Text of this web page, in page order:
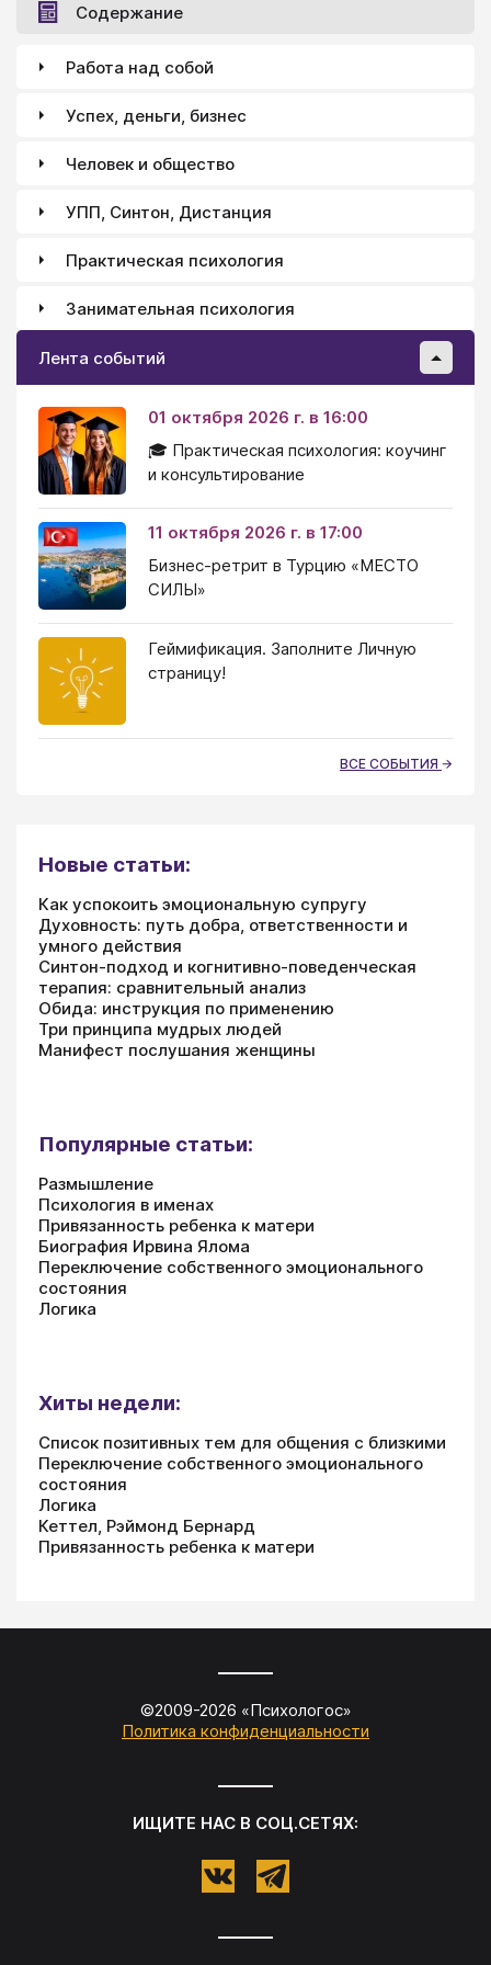
Содержание
Работа над собой
Успех, деньги, бизнес
Человек и общество
УПП, Синтон, Дистанция
Практическая психология
Занимательная психология
Лента событий
01 октября 2026 г. в 16:00
🎓 Практическая психология: коучинг
и консультирование
11 октября 2026 г. в 17:00
Бизнес-ретрит в Турцию «МЕСТО
СИЛЫ»
Геймификация. Заполните Личную
страницу!
ВСЕ СОБЫТИЯ
Новые статьи:
Как успокоить эмоциональную супругу
Духовность: путь добра, ответственности и
умного действия
Синтон-подход и когнитивно-поведенческая
терапия: сравнительный анализ
Обида: инструкция по применению
Три принципа мудрых людей
Манифест послушания женщины
Популярные статьи:
Размышление
Психология в именах
Привязанность ребенка к матери
Биография Ирвина Ялома
Переключение собственного эмоционального
состояния
Логика
Хиты недели:
Список позитивных тем для общения с близкими
Переключение собственного эмоционального
состояния
Логика
Кеттел, Рэймонд Бернард
Привязанность ребенка к матери
©2009-2026 «Психологос»
Политика конфиденциальности
ИЩИТЕ НАС В СОЦ.СЕТЯХ: